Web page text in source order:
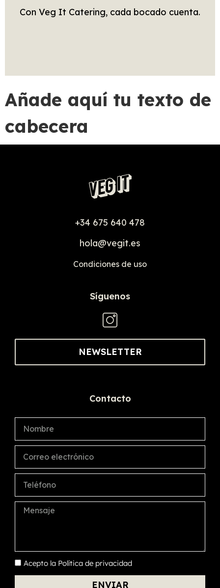
Con Veg It Catering, cada bocado cuenta.
Añade aquí tu texto de
cabecera
+34 675 640 478
hola@vegit.es
Condiciones de uso
Síguenos
NEWSLETTER
Contacto
Acepto la Política de privacidad
ENVIAR